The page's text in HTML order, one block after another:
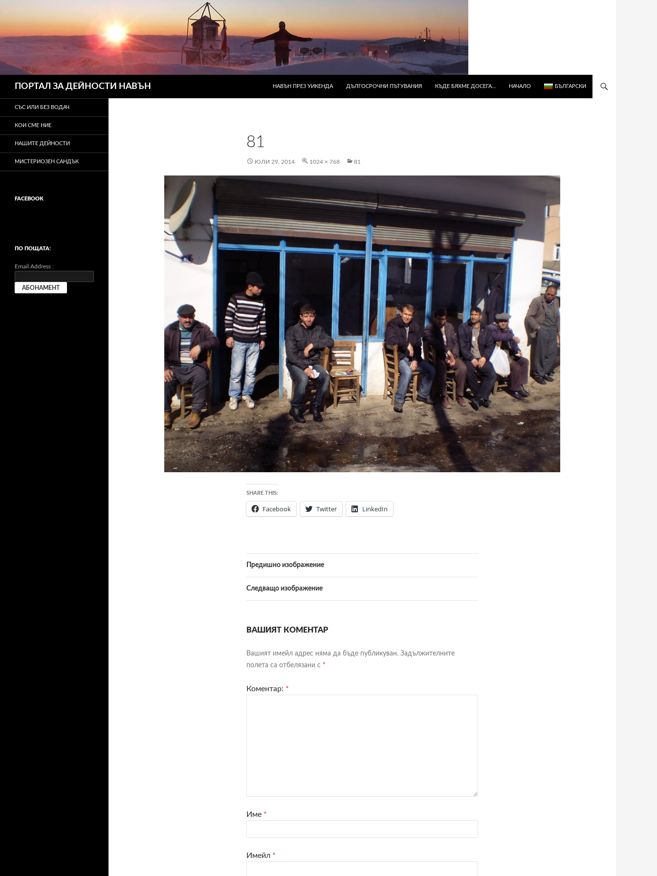
ПОРТАЛ ЗА ДЕЙНОСТИ НАВЪН
НАВЪН ПРЕЗ УИКЕНДА
ДЪЛГОСРОЧНИ ПЪТУВАНИЯ КЪДЕ БЯХМЕ ДОСЕГА… НАЧАЛО БЪЛГАРСКИ
81
ЮЛИ 29, 2014 1024 × 768 81
SHARE THIS:
Facebook Twitter LinkedIn
Предишно изображение
Следващо изображение
ВАШИЯТ КОМЕНТАР
Вашият имейл адрес няма да бъде публикуван. Задължителните
полета са отбелязани с *
Коментар: *
Име *
Имейл *
СЪС ИЛИ БЕЗ ВОДАЧ
КОИ СМЕ НИЕ
НАШИТЕ ДЕЙНОСТИ
МИСТЕРИОЗЕН САНДЪК
FACEBOOK
ПО ПОЩАТА:
Email Address :